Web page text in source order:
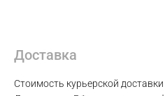
Доставка
Стоимость курьерской